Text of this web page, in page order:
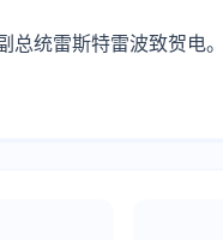
统雷斯特雷波致贺电。